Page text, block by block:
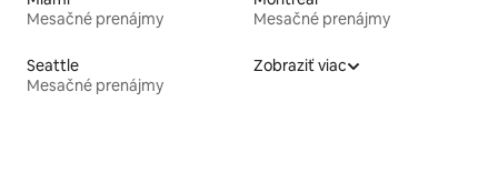
Mesačné prenájmy
Mesačné prenájmy
Seattle
Mesačné prenájmy
Zobraziť viac